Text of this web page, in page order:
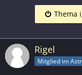
Thema
Rigel
Mitglied im